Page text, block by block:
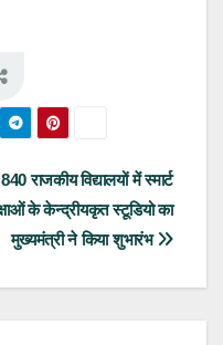
840 राजकीय विद्यालयों में स्मार्ट
के केन्द्रीयकृत स्टूडियो का
मुख्यमंत्री ने किया शुभारंभ